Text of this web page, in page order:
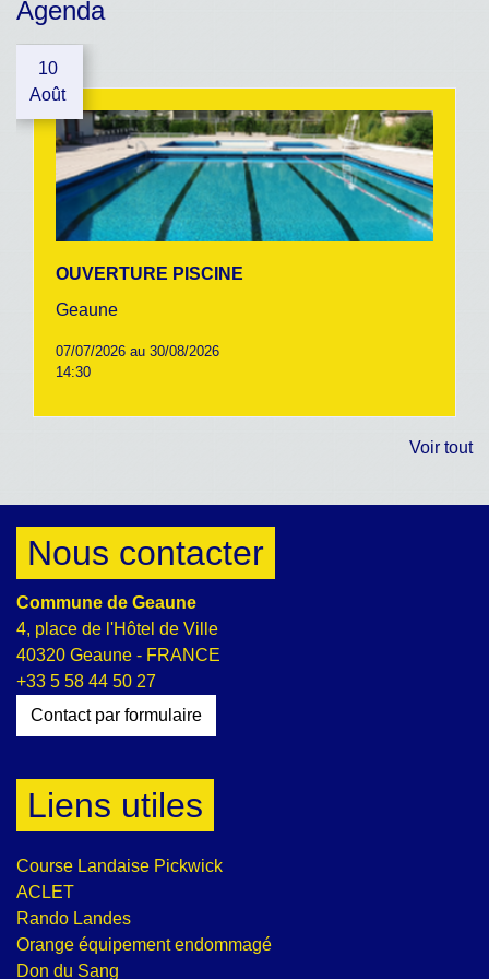
Agenda
10
Août
OUVERTURE PISCINE
Geaune
07/07/2026 au 30/08/2026
14:30
Voir tout
Nous contacter
Commune de Geaune
4, place de l'Hôtel de Ville
40320 Geaune - FRANCE
+33 5 58 44 50 27
Contact par formulaire
Liens utiles
Course Landaise Pickwick
ACLET
Rando Landes
Orange équipement endommagé
Don du Sang